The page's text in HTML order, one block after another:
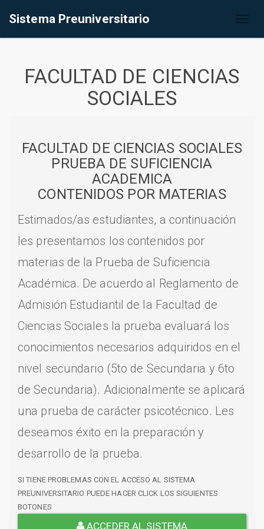
Sistema Preuniversitario
FACULTAD DE CIENCIAS
SOCIALES
FACULTAD DE CIENCIAS SOCIALES
PRUEBA DE SUFICIENCIA
ACADEMICA
CONTENIDOS POR MATERIAS
Estimados/as estudiantes, a continuación
les presentamos los contenidos por
materias de la Prueba de Suficiencia
Académica. De acuerdo al Reglamento de
Admisión Estudiantil de la Facultad de
Ciencias Sociales la prueba evaluará los
conocimientos necesarios adquiridos en el
nivel secundario (5to de Secundaria y 6to
de Secundaria). Adicionalmente se aplicará
una prueba de carácter psicotécnico. Les
deseamos éxito en la preparación y
desarrollo de la prueba.
SI TIENE PROBLEMAS CON EL ACCESO AL SISTEMA
PREUNIVERSITARIO PUEDE HACER CLICK LOS SIGUIENTES
BOTONES
ACCEDER AL SISTEMA